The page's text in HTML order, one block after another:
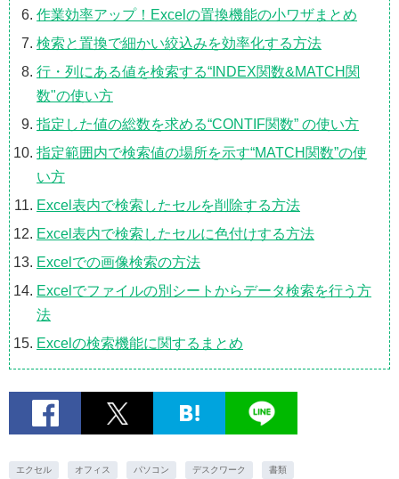
作業効率アップ！Excelの置換機能の小ワザまとめ
検索と置換で細かい絞込みを効率化する方法
行・列にある値を検索する“INDEX関数&MATCH関
数"の使い方
指定した値の総数を求める“CONTIF関数” の使い方
指定範囲内で検索値の場所を示す“MATCH関数”の使
い方
Excel表内で検索したセルを削除する方法
Excel表内で検索したセルに色付けする方法
Excelでの画像検索の方法
Excelでファイルの別シートからデータ検索を行う方
法
Excelの検索機能に関するまとめ
エクセル オフィス パソコン デスクワーク 書類